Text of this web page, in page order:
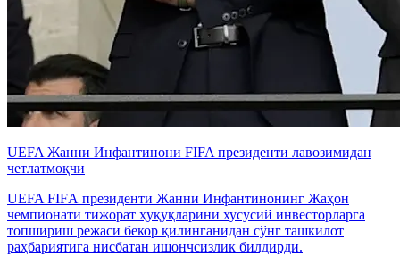
UEFA Жанни Инфантинони FIFA президенти лавозимидан
четлатмоқчи
UEFA FIFА президенти Жанни Инфантинонинг Жаҳон
чемпионати тижорат ҳуқуқларини хусусий инвесторларга
топшириш режаси бекор қилинганидан сўнг ташкилот
раҳбариятига нисбатан ишончсизлик билдирди.